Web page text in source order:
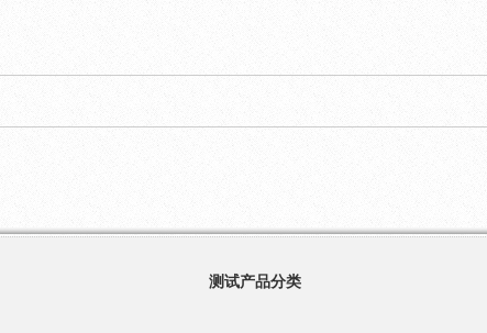
测试产品分类